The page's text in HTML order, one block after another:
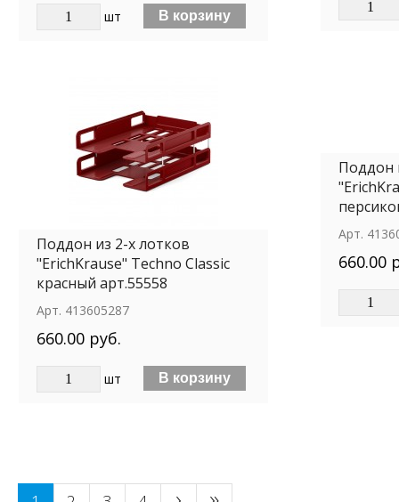
шт
Поддон из 2-х лотков
"ErichKrause" Techno Classic
красный арт.55558
Арт. 413605287
660.00 руб.
шт
Поддон
Арт.
660.00